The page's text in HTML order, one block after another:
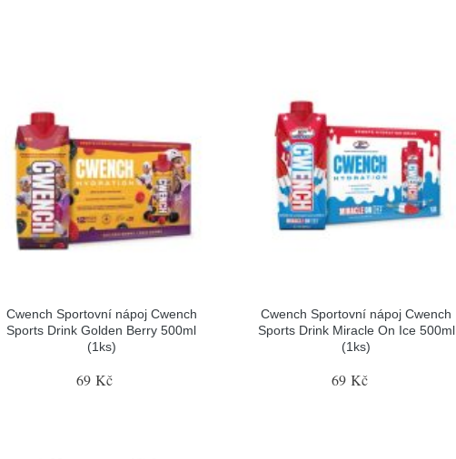
Cwench Sportovní nápoj Cwench
Sports Drink Golden Berry 500ml
(1ks)
69 Kč
Cwench Sportovní nápoj Cwench
Sports Drink Miracle On Ice 500ml
(1ks)
69 Kč